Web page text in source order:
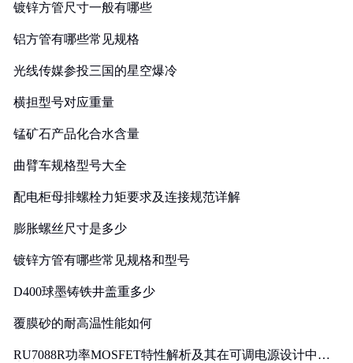
镀锌方管尺寸一般有哪些
铝方管有哪些常见规格
光线传媒参投三国的星空爆冷
横担型号对应重量
锰矿石产品化合水含量
曲臂车规格型号大全
配电柜母排螺栓力矩要求及连接规范详解
膨胀螺丝尺寸是多少
镀锌方管有哪些常见规格和型号
D400球墨铸铁井盖重多少
覆膜砂的耐高温性能如何
RU7088R功率MOSFET特性解析及其在可调电源设计中的